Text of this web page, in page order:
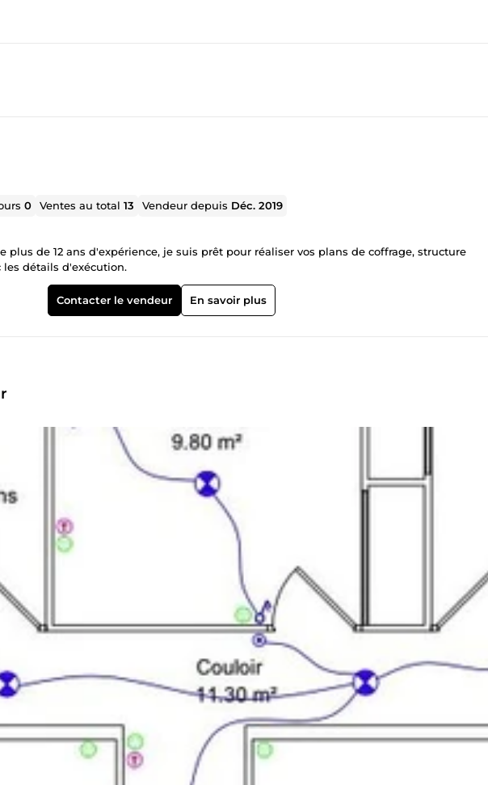
0 Ventes au total13 Vendeur depuis Déc. 2019
de 12 ans d'expérience, je suis prêt pour réaliser vos plans de coffrage, structure
détails d'exécution.
Contacter le vendeur En savoir plus